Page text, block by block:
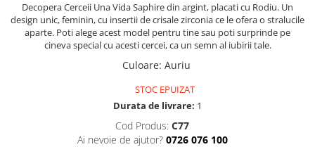
Decopera Cerceii Una Vida Saphire din argint, placati cu Rodiu. Un
design unic, feminin, cu insertii de crisale zirconia ce le ofera o stralucile
aparte. Poti alege acest model pentru tine sau poti surprinde pe
cineva special cu acesti cercei, ca un semn al iubirii tale.
Culoare: Auriu
STOC EPUIZAT
Durata de livrare: 1
Cod Produs: C77
Ai nevoie de ajutor? 0726 076 100